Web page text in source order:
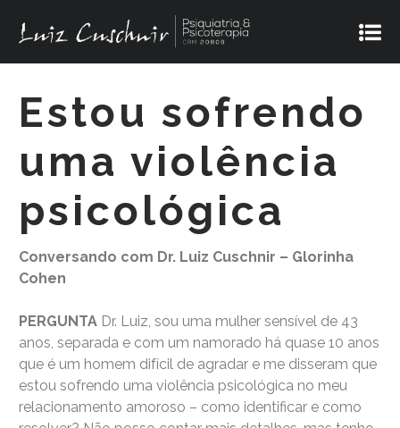
Estou sofrendo
uma violência
psicológica
Conversando com Dr. Luiz Cuschnir – Glorinha
Cohen
PERGUNTA Dr. Luiz, sou uma mulher sensível de 43
anos, separada e com um namorado há quase 10 anos
que é um homem difícil de agradar e me disseram que
estou sofrendo uma violência psicológica no meu
relacionamento amoroso – como identificar e como